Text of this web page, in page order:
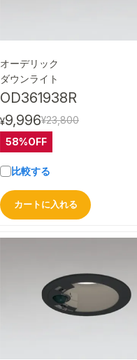
オーデリック
ダウンライト
OD361938R
¥9,996¥23,800
58%OFF
比較する
カートに入れる